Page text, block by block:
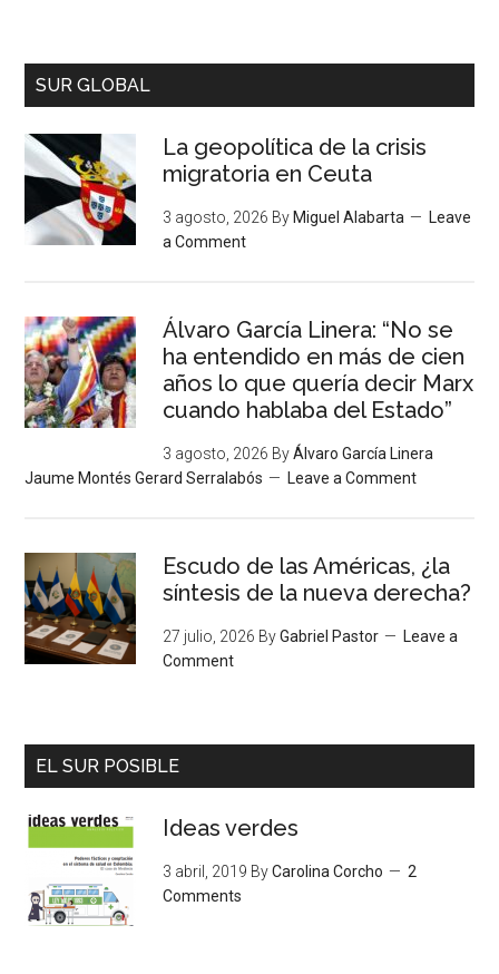
SUR GLOBAL
La geopolítica de la crisis
migratoria en Ceuta
3 agosto, 2026 By Miguel Alabarta
Leave
a Comment
Álvaro García Linera: “No se
ha entendido en más de cien
años lo que quería decir Marx
cuando hablaba del Estado”
3 agosto, 2026 ByÁlvaro García Linera
Jaume Montés Gerard Serralabós
Leave a Comment
Escudo de las Américas, ¿la
síntesis de la nueva derecha?
27 julio, 2026 ByGabriel Pastor
Leave a
Comment
EL SUR POSIBLE
Ideas verdes
3 abril, 2019 ByCarolina Corcho
2
Comments